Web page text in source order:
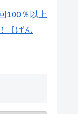
100％以上
【げん